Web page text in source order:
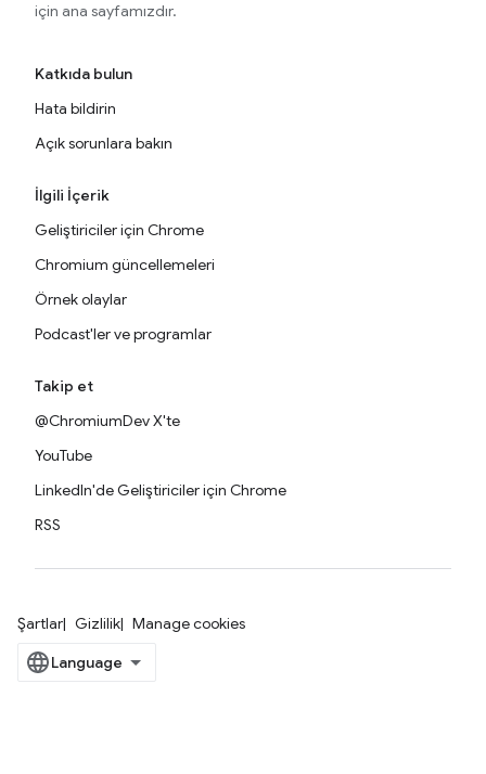
için ana sayfamızdır.
Katkıda bulun
Hata bildirin
Açık sorunlara bakın
İlgili İçerik
Geliştiriciler için Chrome
Chromium güncellemeleri
Örnek olaylar
Podcast'ler ve programlar
Takip et
@ChromiumDev X'te
YouTube
LinkedIn'de Geliştiriciler için Chrome
RSS
Şartlar Gizlilik Manage cookies